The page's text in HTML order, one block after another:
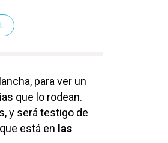
para ver un
que lo rodean.
y será testigo de
está en las